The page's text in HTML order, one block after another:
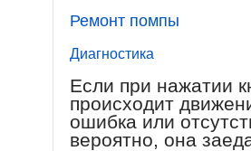
Ремонт помпы
Диагностика
Если при нажатии
происходит
ошибка или
вероятно, она